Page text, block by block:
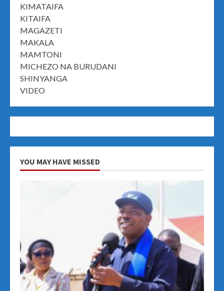
KIMATAIFA
KITAIFA
MAGAZETI
MAKALA
MAMTONI
MICHEZO NA BURUDANI
SHINYANGA
VIDEO
YOU MAY HAVE MISSED